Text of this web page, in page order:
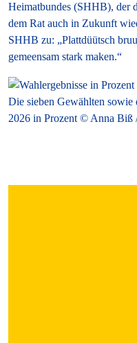
Heimatbundes (SHHB), der
dem Rat auch in Zukunft
SHHB zu: „Plattdüütsch
gemeensam stark maken.“
Die sieben Gewählten
2026 in Prozent © Anna Biß